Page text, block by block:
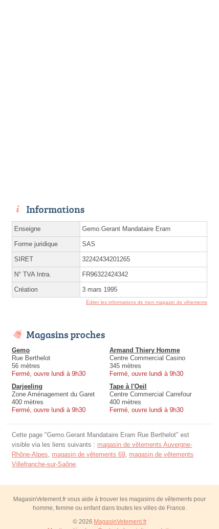
Informations
Enseigne Gemo.Gerant Mandataire Eram
Forme juridique SAS
SIRET 32242434201265
N° TVA Intra. FR96322424342
Création 3 mars 1995
Éditer les informations de mon magasin de vêtements
Magasins proches
Gemo
Rue Berthelot
56 mètres
Fermé, ouvre lundi à 9h30
Armand Thiery Homme
Centre Commercial Casino
345 mètres
Fermé, ouvre lundi à 9h30
Darjeeling
Zone Aménagement du Garet
400 mètres
Fermé, ouvre lundi à 9h30
Tape à l'Oeil
Centre Commercial Carrefour
400 mètres
Fermé, ouvre lundi à 9h30
Cette page "Gemo.Gerant Mandataire Eram Rue Berthelot" est
visible via les liens suivants : magasin de vêtements Auvergne-
Rhône-Alpes, magasin de vêtements 69, magasin de vêtements
Villefranche-sur-Saône.
MagasinVetement.fr vous aide à trouver les magasins de vêtements pour
homme, femme ou enfant dans toutes les villes de France.
© 2026 MagasinVetement.fr